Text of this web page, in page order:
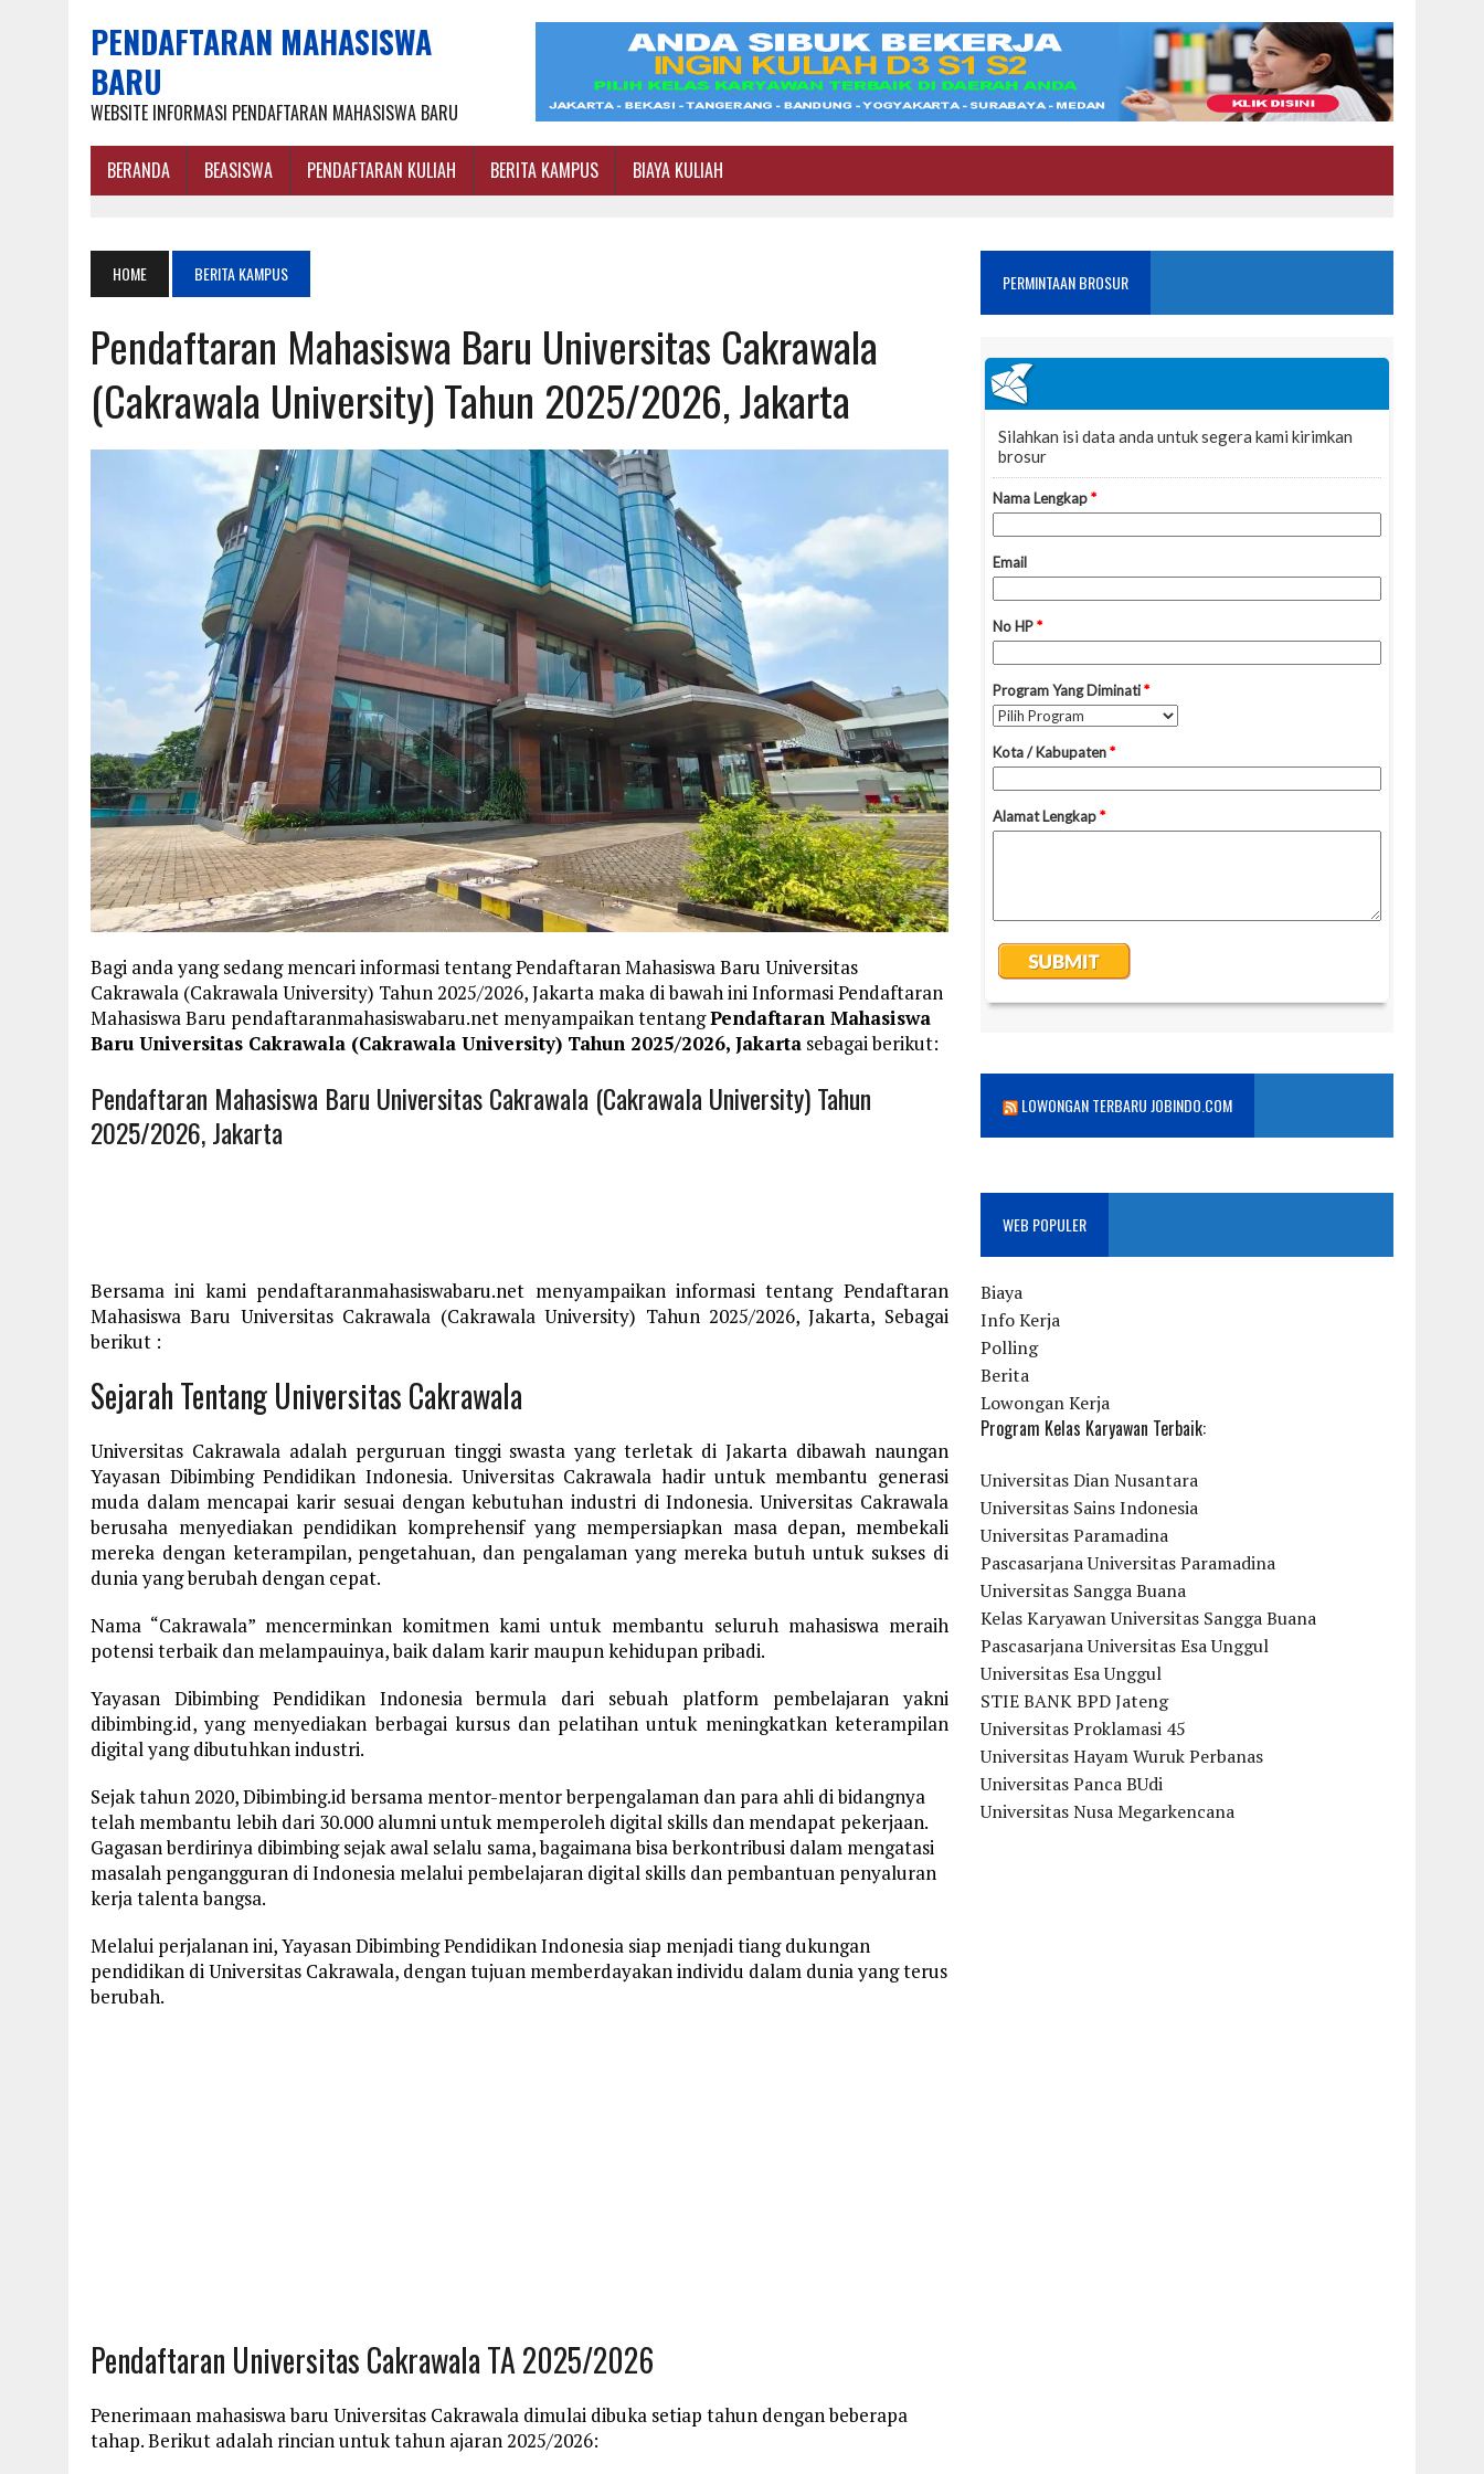
PENDAFTARAN MAHASISWA
BARU
WEBSITE INFORMASI PENDAFTARAN MAHASISWA BARU
BERANDA BEASISWA PENDAFTARAN KULIAH BERITA KAMPUS BIAYA KULIAH
HOME BERITA KAMPUS
Pendaftaran Mahasiswa Baru Universitas Cakrawala
(Cakrawala University) Tahun 2025/2026, Jakarta
Bagi anda yang sedang mencari informasi tentang Pendaftaran Mahasiswa Baru Universitas
Cakrawala (Cakrawala University) Tahun 2025/2026, Jakarta maka di bawah ini Informasi Pendaftaran
Mahasiswa Baru pendaftaranmahasiswabaru.net menyampaikan tentangPendaftaran Mahasiswa
Baru Universitas Cakrawala (Cakrawala University) Tahun 2025/2026, Jakarta sebagai berikut:
Pendaftaran Mahasiswa Baru Universitas Cakrawala (Cakrawala University) Tahun
2025/2026, Jakarta
Bersama ini kami pendaftaranmahasiswabaru.net menyampaikan informasi tentang Pendaftaran
Mahasiswa Baru Universitas Cakrawala (Cakrawala University) Tahun 2025/2026, Jakarta, Sebagai
berikut :
Sejarah Tentang Universitas Cakrawala
Universitas Cakrawala adalah perguruan tinggi swasta yang terletak di Jakarta dibawah naungan
Yayasan Dibimbing Pendidikan Indonesia. Universitas Cakrawala hadir untuk membantu generasi
muda dalam mencapai karir sesuai dengan kebutuhan industri di Indonesia. Universitas Cakrawala
berusaha menyediakan pendidikan komprehensif yang mempersiapkan masa depan, membekali
mereka dengan keterampilan, pengetahuan, dan pengalaman yang mereka butuh untuk sukses di
dunia yang berubah dengan cepat.
Nama “Cakrawala” mencerminkan komitmen kami untuk membantu seluruh mahasiswa meraih
potensi terbaik dan melampauinya, baik dalam karir maupun kehidupan pribadi.
Yayasan Dibimbing Pendidikan Indonesia bermula dari sebuah platform pembelajaran yakni
dibimbing.id, yang menyediakan berbagai kursus dan pelatihan untuk meningkatkan keterampilan
digital yang dibutuhkan industri.
Sejak tahun 2020, Dibimbing.id bersama mentor-mentor berpengalaman dan para ahli di bidangnya
telah membantu lebih dari 30.000 alumni untuk memperoleh digital skills dan mendapat pekerjaan.
Gagasan berdirinya dibimbing sejak awal selalu sama, bagaimana bisa berkontribusi dalam mengatasi
masalah pengangguran di Indonesia melalui pembelajaran digital skills dan pembantuan penyaluran
kerja talenta bangsa.
Melalui perjalanan ini, Yayasan Dibimbing Pendidikan Indonesia siap menjadi tiang dukungan
pendidikan di Universitas Cakrawala, dengan tujuan memberdayakan individu dalam dunia yang terus
berubah.
Pendaftaran Universitas Cakrawala TA 2025/2026
Penerimaan mahasiswa baru Universitas Cakrawala dimulai dibuka setiap tahun dengan beberapa
tahap. Berikut adalah rincian untuk tahun ajaran 2025/2026:
PERMINTAAN BROSUR
LOWONGAN TERBARU JOBINDO.COM
WEB POPULER
Biaya
Info Kerja
Polling
Berita
Lowongan Kerja
Program Kelas Karyawan Terbaik:
Universitas Dian Nusantara
Universitas Sains Indonesia
Universitas Paramadina
Pascasarjana Universitas Paramadina
Universitas Sangga Buana
Kelas Karyawan Universitas Sangga Buana
Pascasarjana Universitas Esa Unggul
Universitas Esa Unggul
STIE BANK BPD Jateng
Universitas Proklamasi 45
Universitas Hayam Wuruk Perbanas
Universitas Panca BUdi
Universitas Nusa Megarkencana